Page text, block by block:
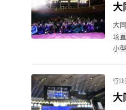
大
大
场
小
行业
大